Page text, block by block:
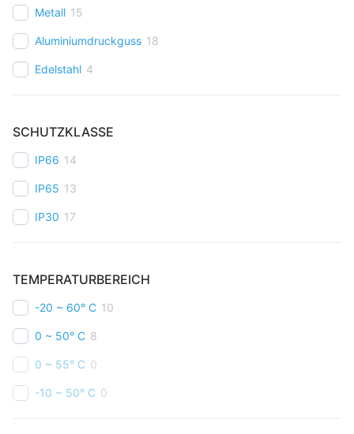
Metall 15
Aluminiumdruckguss 18
Edelstahl 4
SCHUTZKLASSE
IP66 14
IP65 13
IP30 17
TEMPERATURBEREICH
-20 ~ 60° C 10
0 ~ 50° C 8
0 ~ 55° C 0
-10 ~ 50° C 0